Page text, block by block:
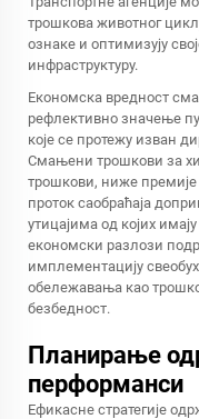
трошкова животног
ознаке и оптимизују
инфраструктуру.
Економска вредност
рефлективно значење
које се протежу изван
Смањени трошкови за
трошкови, ниже
проток саобраћаја
утицајима од којих
економски разлози
имплементацију
обележавања као
безбедност.
Планирање
перформанси
Ефикасне стратегије